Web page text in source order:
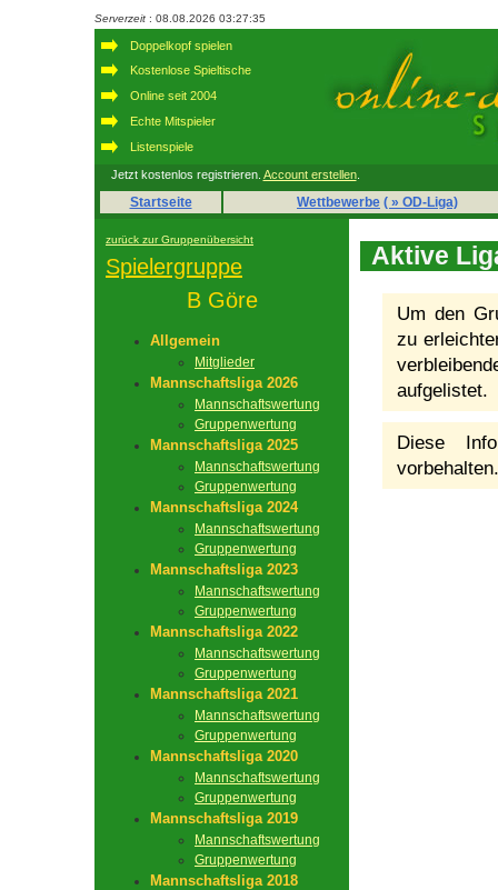
Serverzeit : 08.08.2026 03:27:35
Doppelkopf spielen
Kostenlose Spieltische
Online seit 2004
Echte Mitspieler
Listenspiele
Jetzt kostenlos registrieren. Account erstellen.
Startseite Wettbewerbe ( » OD-Liga)
zurück zur Gruppenübersicht
Spielergruppe
B Göre
Allgemein
Mitglieder
Mannschaftsliga 2026
Mannschaftswertung
Gruppenwertung
Mannschaftsliga 2025
Mannschaftswertung
Gruppenwertung
Mannschaftsliga 2024
Mannschaftswertung
Gruppenwertung
Mannschaftsliga 2023
Mannschaftswertung
Gruppenwertung
Mannschaftsliga 2022
Mannschaftswertung
Gruppenwertung
Mannschaftsliga 2021
Mannschaftswertung
Gruppenwertung
Mannschaftsliga 2020
Mannschaftswertung
Gruppenwertung
Mannschaftsliga 2019
Mannschaftswertung
Gruppenwertung
Mannschaftsliga 2018
Aktive
Um den
zu
aufgelistet.
Diese
vorbehalten.